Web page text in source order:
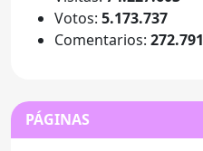
Votos: 5.173.737
Comentarios: 272.791
PÁGINAS